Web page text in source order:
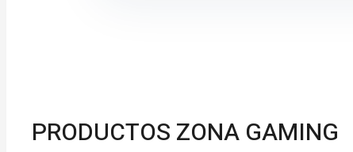
PRODUCTOS ZONA GAMING